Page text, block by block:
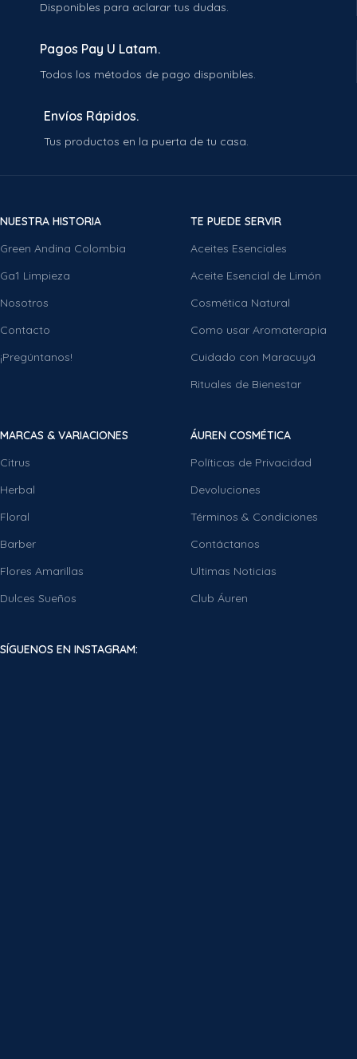
Disponibles para aclarar tus dudas.
Pagos Pay U Latam.
Todos los métodos de pago disponibles.
Envíos Rápidos.
Tus productos en la puerta de tu casa.
NUESTRA HISTORIA
Green Andina Colombia
Ga1 Limpieza
Nosotros
Contacto
¡Pregúntanos!
TE PUEDE SERVIR
Aceites Esenciales
Aceite Esencial de Limón
Cosmética Natural
Como usar Aromaterapia
Cuidado con Maracuyá
Rituales de Bienestar
MARCAS & VARIACIONES
Citrus
Herbal
Floral
Barber
Flores Amarillas
Dulces Sueños
ÁUREN COSMÉTICA
Políticas de Privacidad
Devoluciones
Términos & Condiciones
Contáctanos
Ultimas Noticias
Club Áuren
SÍGUENOS EN INSTAGRAM: